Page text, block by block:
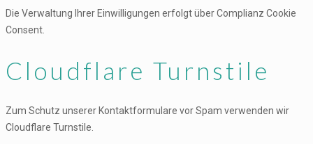
Die Verwaltung Ihrer Einwilligungen erfolgt über Complianz Cookie
Consent.
Cloudflare Turnstile
Zum Schutz unserer Kontaktformulare vor Spam verwenden wir
Cloudflare Turnstile.